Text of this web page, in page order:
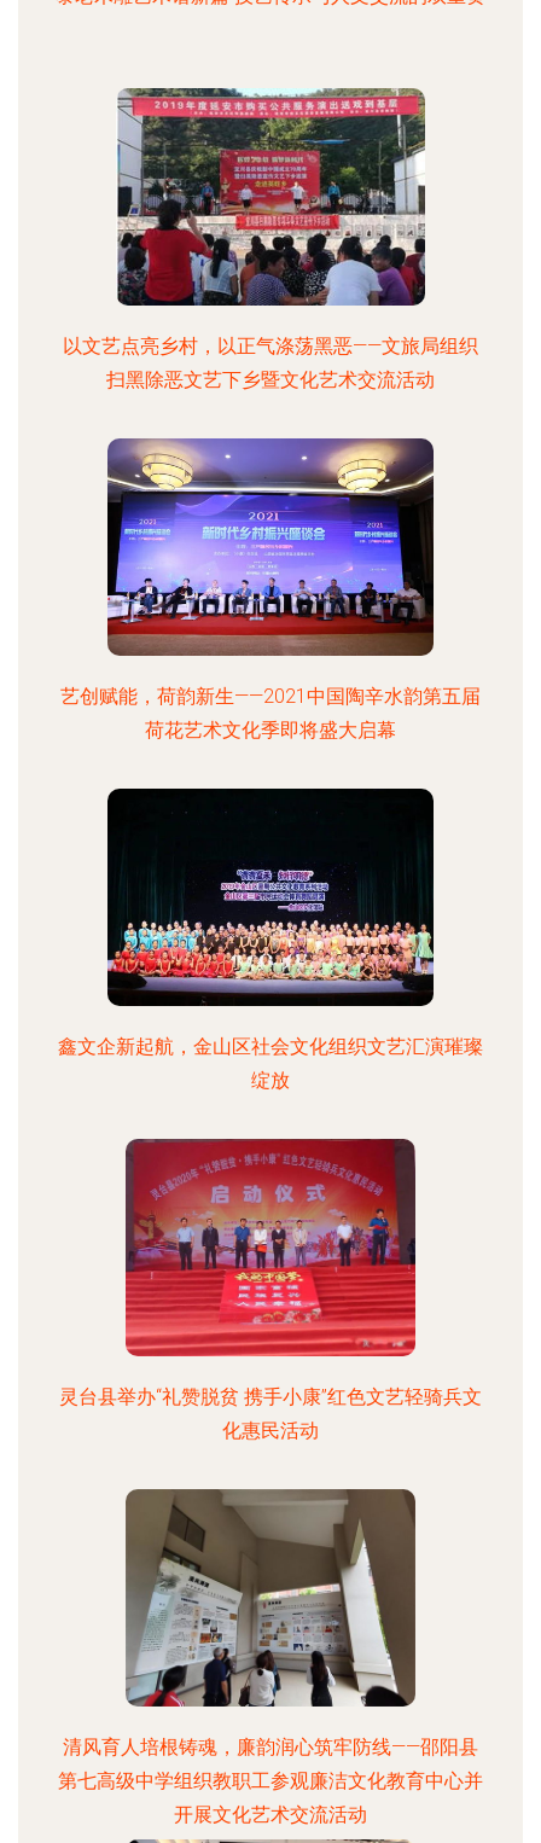
以文艺点亮乡村，以正气涤荡黑恶——文旅局组织
扫黑除恶文艺下乡暨文化艺术交流活动
艺创赋能，荷韵新生——2021中国陶辛水韵第五届
荷花艺术文化季即将盛大启幕
鑫文企新起航，金山区社会文化组织文艺汇演璀璨
绽放
灵台县举办“礼赞脱贫 携手小康”红色文艺轻骑兵文
化惠民活动
清风育人培根铸魂，廉韵润心筑牢防线——邵阳县
第七高级中学组织教职工参观廉洁文化教育中心并
开展文化艺术交流活动